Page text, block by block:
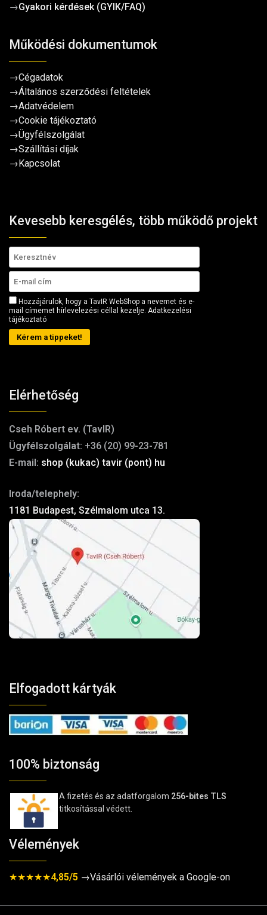
→Gyakori kérdések (GYIK/FAQ)
Működési dokumentumok
→Cégadatok
→Általános szerződési feltételek
→Adatvédelem
→Cookie tájékoztató
→Ügyfélszolgálat
→Szállítási díjak
→Kapcsolat
Kevesebb keresgélés, több működő projekt
Hozzájárulok, hogy a TavIR WebShop a nevemet és e-
mail címemet hírlevelezési céllal kezelje. Adatkezelési
tájékoztató
Kérem a tippeket!
Elérhetőség
Cseh Róbert ev. (TavIR)
Ügyfélszolgálat: +36 (20) 99-23-781
E-mail: shop (kukac) tavir (pont) hu
Iroda/telephely:
1181 Budapest, Szélmalom utca 13.
Elfogadott kártyák
100% biztonság
A fizetés és az adatforgalom 256-bites TLS
titkosítással védett.
Vélemények
★★★★★4,85/5 →Vásárlói vélemények a Google-on